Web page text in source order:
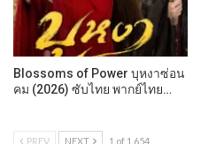
Blossoms of Power บุหงาซ่อน
คม (2026) ซับไทย พากย์ไทย…
PREV NEXT 1 of 1,654